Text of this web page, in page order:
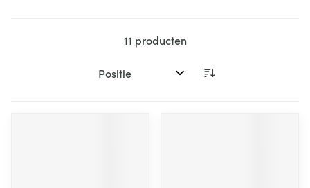
11 producten
Sorteer op: